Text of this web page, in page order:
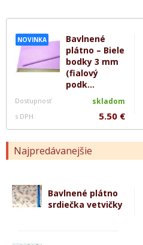
NOVINKA
Bavlnené
plátno – Biele
bodky 3 mm
(fialový
podk...
Dostupnosť skladom
s DPH 5.50 €
Najpredávanejšie
Bavlnené plátno
srdiečka vetvičky